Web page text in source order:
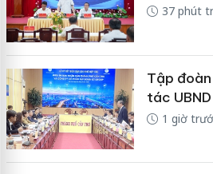
37 phút
Tập
tác
1 giờ